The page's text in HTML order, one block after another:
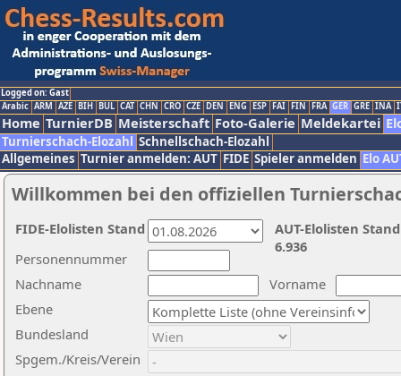
Logged on: Gast
Arabic ARM AZE BIH BUL CAT CHN CRO CZE DEN ENG ESP FAI FIN FRA GER GRE INA
Home TurnierDB Meisterschaft Foto-Galerie Meldekartei
Turnierschach-Elozahl Schnellschach-Elozahl
Allgemeines Turnier anmelden: AUT FIDE Spieler anmelden Elo
Willkommen bei den offiziellen
Nachname
Vorname
Ebene
Personennummer
Bundesland
Spgem./Kreis/Verein
AUT-Elolisten
6.936
FIDE-Elolisten Stand